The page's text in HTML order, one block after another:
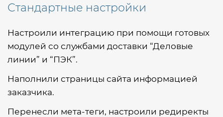
Стандартные настройки
Настроили интеграцию при помощи готовых
модулей со службами доставки “Деловые
линии” и “ПЭК”.
Наполнили страницы сайта информацией
заказчика.
Перенесли мета-теги, настроили редиректы